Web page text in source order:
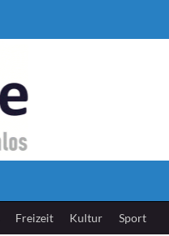
Freizeit Kultur Sport